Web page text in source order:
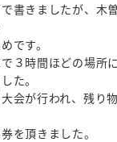
書きましたが、木
です。
３時間ほどの場所
た。
会が行われ、残り
を頂きました。